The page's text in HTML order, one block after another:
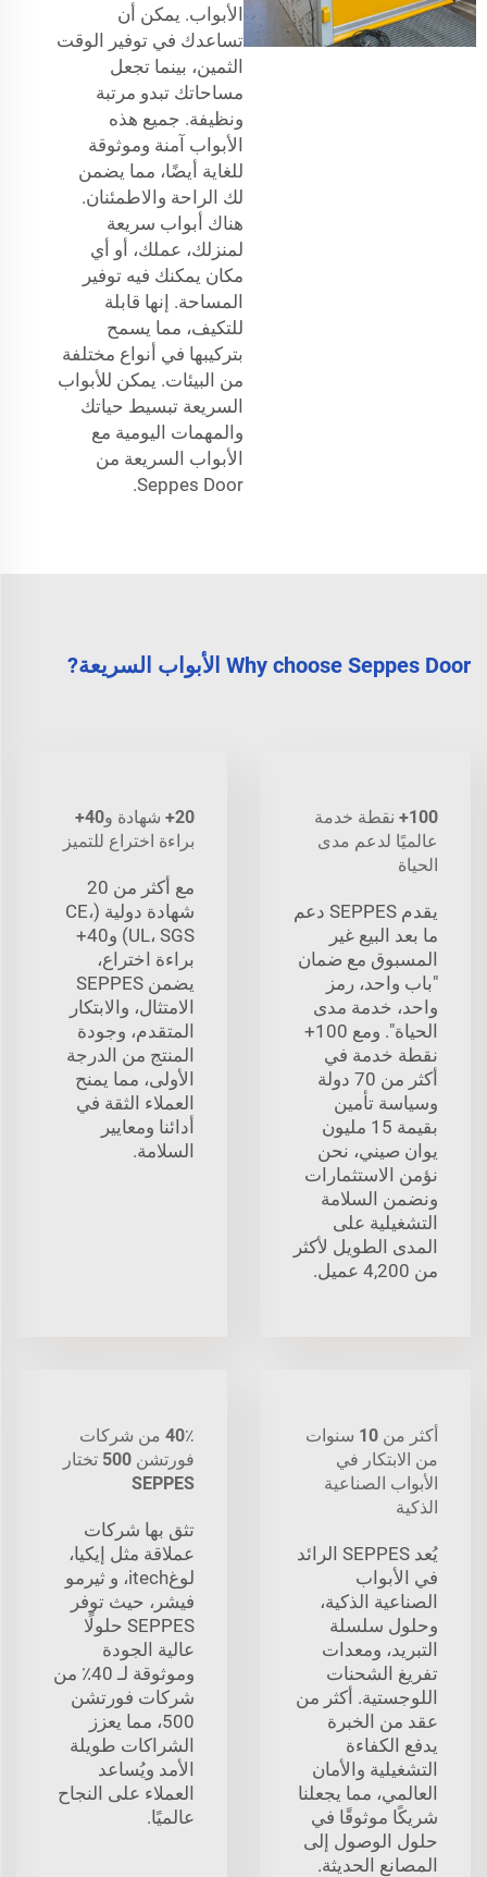
الأبواب. يمكن أن
تساعدك في توفير الوقت
الثمين، بينما تجعل
مساحاتك تبدو مرتبة
ونظيفة. جميع هذه
الأبواب آمنة وموثوقة
للغاية أيضًا، مما يضمن
لك الراحة والاطمئنان.
هناك أبواب سريعة
لمنزلك، عملك، أو أي
مكان يمكنك فيه توفير
المساحة. إنها قابلة
للتكيف، مما يسمح
بتركيبها في أنواع مختلفة
من البيئات. يمكن للأبواب
السريعة تبسيط حياتك
والمهمات اليومية مع
الأبواب السريعة من
Seppes Door.
Why choose Seppes Door الأبواب السريعة?
100+ نقطة خدمة
عالميًا لدعم مدى
الحياة
يقدم SEPPES دعم
ما بعد البيع غير
المسبوق مع ضمان
"باب واحد، رمز
واحد، خدمة مدى
الحياة". ومع 100+
نقطة خدمة في
أكثر من 70 دولة
وسياسة تأمين
بقيمة 15 مليون
يوان صيني، نحن
نؤمن الاستثمارات
ونضمن السلامة
التشغيلية على
المدى الطويل لأكثر
من 4,200 عميل.
20+ شهادة و40+
براءة اختراع للتميز
مع أكثر من 20
شهادة دولية (CE،
UL، SGS) و40+
براءة اختراع،
يضمن SEPPES
الامتثال، والابتكار
المتقدم، وجودة
المنتج من الدرجة
الأولى، مما يمنح
العملاء الثقة في
أدائنا ومعايير
السلامة.
أكثر من 10 سنوات
من الابتكار في
الأبواب الصناعية
الذكية
يُعد SEPPES الرائد
في الأبواب
الصناعية الذكية،
وحلول سلسلة
التبريد، ومعدات
تفريغ الشحنات
اللوجستية. أكثر من
عقد من الخبرة
يدفع الكفاءة
التشغيلية والأمان
العالمي، مما يجعلنا
شريكًا موثوقًا في
حلول الوصول إلى
المصانع الحديثة.
40٪ من شركات
فورتشن 500 تختار
SEPPES
تثق بها شركات
عملاقة مثل إيكيا،
لوغitech، و ثيرمو
فيشر، حيث توفر
SEPPES حلولًا
عالية الجودة
وموثوقة لـ 40٪ من
شركات فورتشن
500، مما يعزز
الشراكات طويلة
الأمد ويُساعد
العملاء على النجاح
عالميًا.